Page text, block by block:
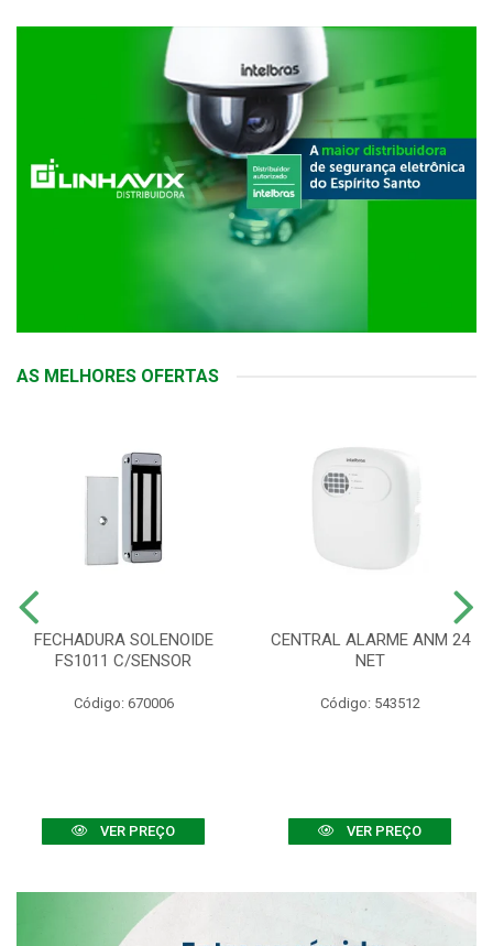
AS MELHORES OFERTAS
FECHADURA SOLENOIDE
FS1011 C/SENSOR
Código: 670006
VER PREÇO
CENTRAL ALARME ANM 24
NET
Código: 543512
VER PREÇO